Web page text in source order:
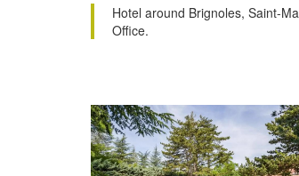
Hotel around Brignoles, Saint-
Office.